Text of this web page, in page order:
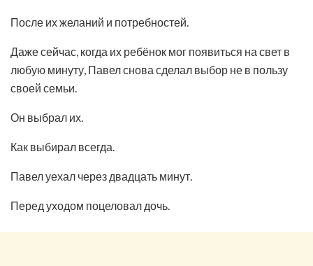
После их желаний и потребностей.
Даже сейчас, когда их ребёнок мог появиться на свет в
любую минуту, Павел снова сделал выбор не в пользу
своей семьи.
Он выбрал их.
Как выбирал всегда.
Павел уехал через двадцать минут.
Перед уходом поцеловал дочь.